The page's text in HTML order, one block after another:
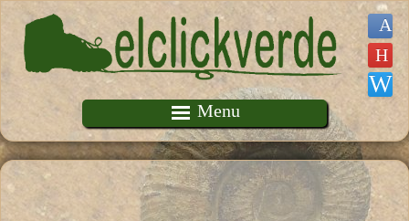
Pasar al contenido principal
Menu